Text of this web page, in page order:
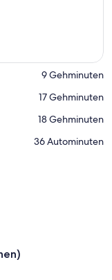
‪9 Gehminuten‬
‪17 Gehminuten‬
‪18 Gehminuten‬
‪36 Autominuten‬